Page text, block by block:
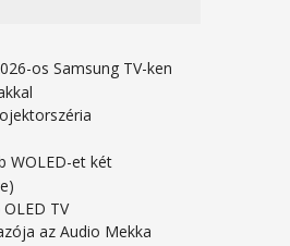
os Samsung TV-ken
WOLED-et két
TV
az Audio Mekka